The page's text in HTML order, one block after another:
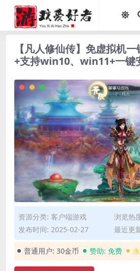
【凡人修仙传】免虚拟机
+支持win10、win11+一键
资源分类: 客户端游戏
浏览热
发布时间: 2025-02-27
最近更
普通用户: 30金币 赞助: 免费